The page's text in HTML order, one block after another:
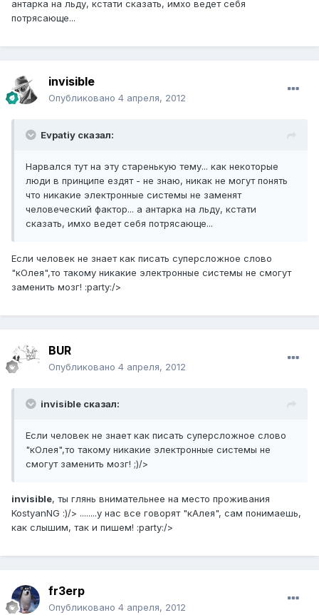
антарка на льду, кстати сказать, имхо ведет себя
потрясающе...
invisible
Опубликовано 4 апреля, 2012
Evpatiy сказал:
Нарвался тут на эту старенькую тему... как некоторые
люди в принципе ездят - не знаю, никак не могут понять
что никакие электронные системы не заменят
человеческий фактор... а антарка на льду, кстати
сказать, имхо ведет себя потрясающе...
Если человек не знает как писать суперсложное слово
"кОлея",то такому никакие электронные системы не смогут
заменить мозг! :party:/>
BUR
Опубликовано 4 апреля, 2012
invisible сказал:
Если человек не знает как писать суперсложное слово
"кОлея",то такому никакие электронные системы не
смогут заменить мозг! ;)/>
invisible, ты глянь внимательнее на место проживания
KostyanNG :)/> ........у нас все говорят "кАлея", сам понимаешь,
как слышим, так и пишем! :party:/>
fr3erp
Опубликовано 4 апреля, 2012